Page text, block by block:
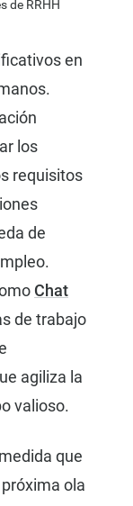
en
los
requisitos
de
Chat
de trabajo
agiliza la
valioso.
que
ola